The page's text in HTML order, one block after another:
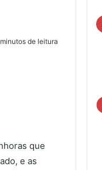
de leitura
que
e as